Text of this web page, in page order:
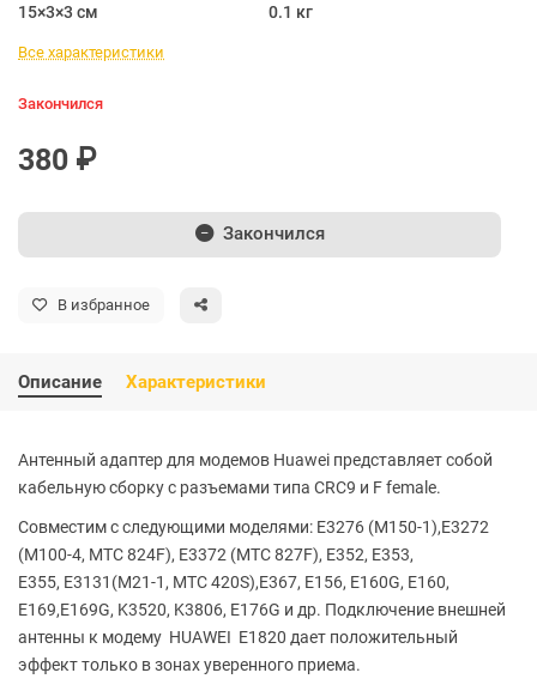
15×3×3 см 0.1 кг
Все характеристики
Закончился
380 ₽
Закончился
В избранное
Описание Характеристики
Антенный адаптер для модемов Huawei представляет собой
кабельную сборку с разъемами типа CRC9 и F female.
Совместим с следующими моделями: E3276 (М150-1),E3272
(М100-4, МТС 824F), E3372 (МТС 827F), E352, E353,
Е355, Е3131(М21-1, МТС 420S),Е367, E156, E160G, E160,
E169,E169G, K3520, K3806, E176G и др. Подключение внешней
антенны к модему HUAWEI E1820 дает положительный
эффект только в зонах уверенного приема.